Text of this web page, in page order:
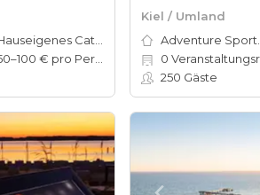
Kiel / Umland
0 Veranstaltungsräume
250 Gäste